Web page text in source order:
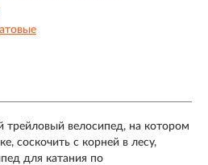
трейловый велосипед, на котором
соскочить с корней в лесу,
для катания по